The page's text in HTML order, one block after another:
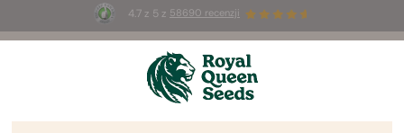
4.7 z 5 z 58690 recenzji
3 nasiona White Widow Auto